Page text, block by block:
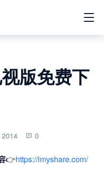
版免费下
2014 0
👉https://imyshare.com/